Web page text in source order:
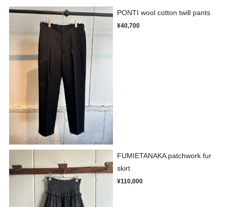
PONTI wool cotton twill pants
¥40,700
FUMIETANAKA patchwork fur
skirt
¥110,000